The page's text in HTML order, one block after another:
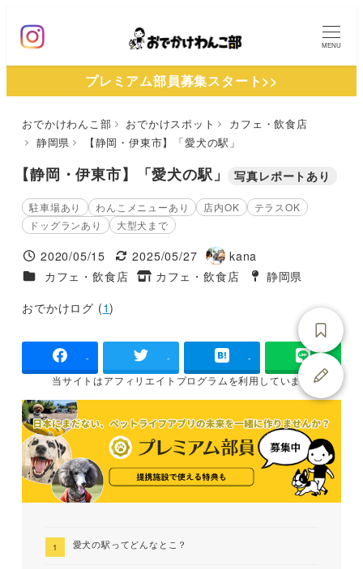
ン
MENU
プレミアム部員募集スタート>>
おでかけわんこ部 おでかけスポット
カフェ・飲食店
静岡県
【静岡・伊東市】「愛犬の駅」
【静岡・伊東市】「愛犬の駅」 写真レポートあり
駐車場あり わんこメニューあり 店内OK
テラスOK
ドッグランあり
大型犬まで
投稿日
2020/05/15
更新日
2025/05/27
著
者
kana
施設ジャンル
カフェ・飲食店
タグ
カフェ・飲食店
タグ
静岡県
おでかけログ (1)
- - -
当サイトはアフィリエイトプログラムを利用しています
愛犬の駅ってどんなとこ？